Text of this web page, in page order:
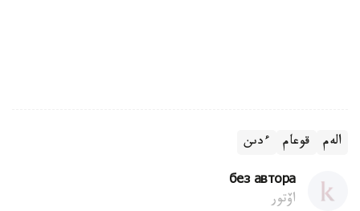
الەم قوعام ءدىن
без автора
اۆتور